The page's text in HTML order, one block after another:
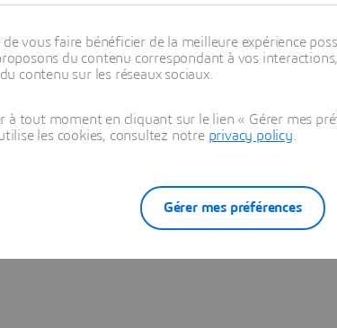
de visualisation de PowerVIZ vous
en temps réel, le rendu
de façon claire et performante les
quelle quantité dans le fluide ou sur la
la production du contenu PowerVIZ,
vous faire bénéficier de la meilleure expérience
du contenu correspondant à vos
contenu sur les réseaux sociaux.
tout moment en cliquant sur le lien « Gérer mes
les cookies, consultez notre privacy policy
Gérer mes préférences